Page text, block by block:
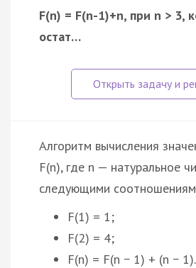
F(n) = F(n-1)+n, при n > 3,
остат…
Алгоритм вычисления
F(n), где n — натуральное
следующими
F(1) = 1;
F(2) = 4;
F(n) = F(n − 1) + (n −